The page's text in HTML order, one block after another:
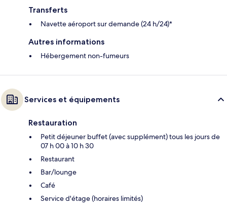
Transferts
Navette aéroport sur demande (24 h/24)*
Autres informations
Hébergement non-fumeurs
Services et équipements
Restauration
Petit déjeuner buffet (avec supplément) tous les jours de
07 h 00 à 10 h 30
Restaurant
Bar/lounge
Café
Service d'étage (horaires limités)